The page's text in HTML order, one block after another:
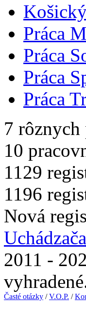
Práca
Práca
Práca
Práca
7
10
1129
1196
Nová
Uchádzača
2011 -
Časté otázky /V.O.P. /